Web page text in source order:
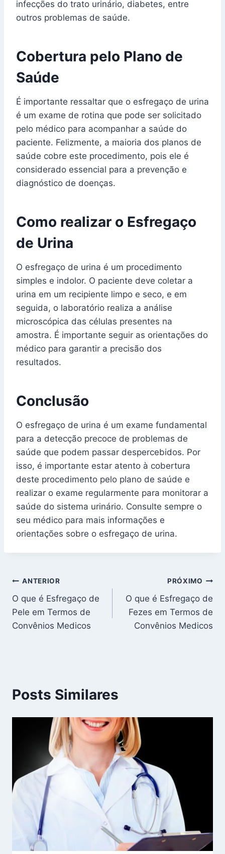
infecções do trato urinário, diabetes, entre
outros problemas de saúde.
Cobertura pelo Plano de
Saúde
É importante ressaltar que o esfregaço de urina
é um exame de rotina que pode ser solicitado
pelo médico para acompanhar a saúde do
paciente. Felizmente, a maioria dos planos de
saúde cobre este procedimento, pois ele é
considerado essencial para a prevenção e
diagnóstico de doenças.
Como realizar o Esfregaço
de Urina
O esfregaço de urina é um procedimento
simples e indolor. O paciente deve coletar a
urina em um recipiente limpo e seco, e em
seguida, o laboratório realiza a análise
microscópica das células presentes na
amostra. É importante seguir as orientações do
médico para garantir a precisão dos
resultados.
Conclusão
O esfregaço de urina é um exame fundamental
para a detecção precoce de problemas de
saúde que podem passar despercebidos. Por
isso, é importante estar atento à cobertura
deste procedimento pelo plano de saúde e
realizar o exame regularmente para monitorar a
saúde do sistema urinário. Consulte sempre o
seu médico para mais informações e
orientações sobre o esfregaço de urina.
Navegação
de
Post
ANTERIOR
O que é Esfregaço de
Pele em Termos de
Convênios Medicos
PRÓXIMO
O que é Esfregaço de
Fezes em Termos de
Convênios Medicos
Posts Similares